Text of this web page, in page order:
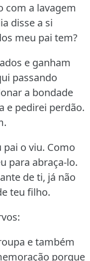
com a lavagem
disse a si
meu pai tem?
e ganham
passando
a bondade
e pedirei perdão.
pai o viu. Como
para abraça-lo.
de ti, já não
teu filho.
e também
porque